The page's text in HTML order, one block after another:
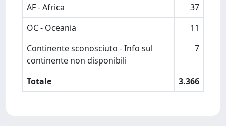
AF - Africa
37
OC - Oceania
11
Continente sconosciuto - Info sul
continente non disponibili
7
Totale 3.366